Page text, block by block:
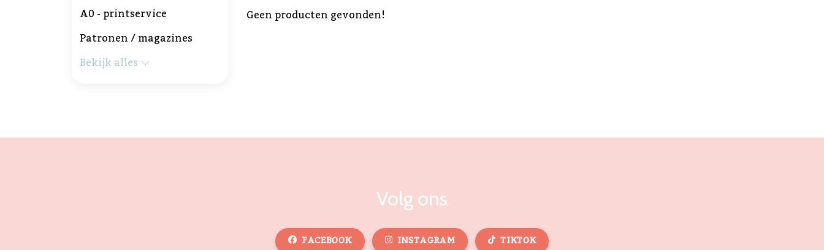
Geen producten gevonden!
A0 - printservice
Patronen / magazines
Bekijk alles
Volg ons
FACEBOOK INSTAGRAM TIKTOK